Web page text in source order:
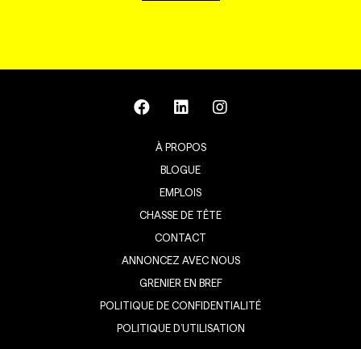
À PROPOS
BLOGUE
EMPLOIS
CHASSE DE TÊTE
CONTACT
ANNONCEZ AVEC NOUS
GRENIER EN BREF
POLITIQUE DE CONFIDENTIALITÉ
POLITIQUE D’UTILISATION